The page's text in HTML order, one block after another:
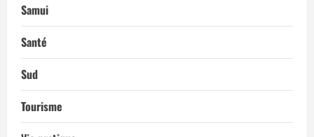
Samui
Santé
Sud
Tourisme